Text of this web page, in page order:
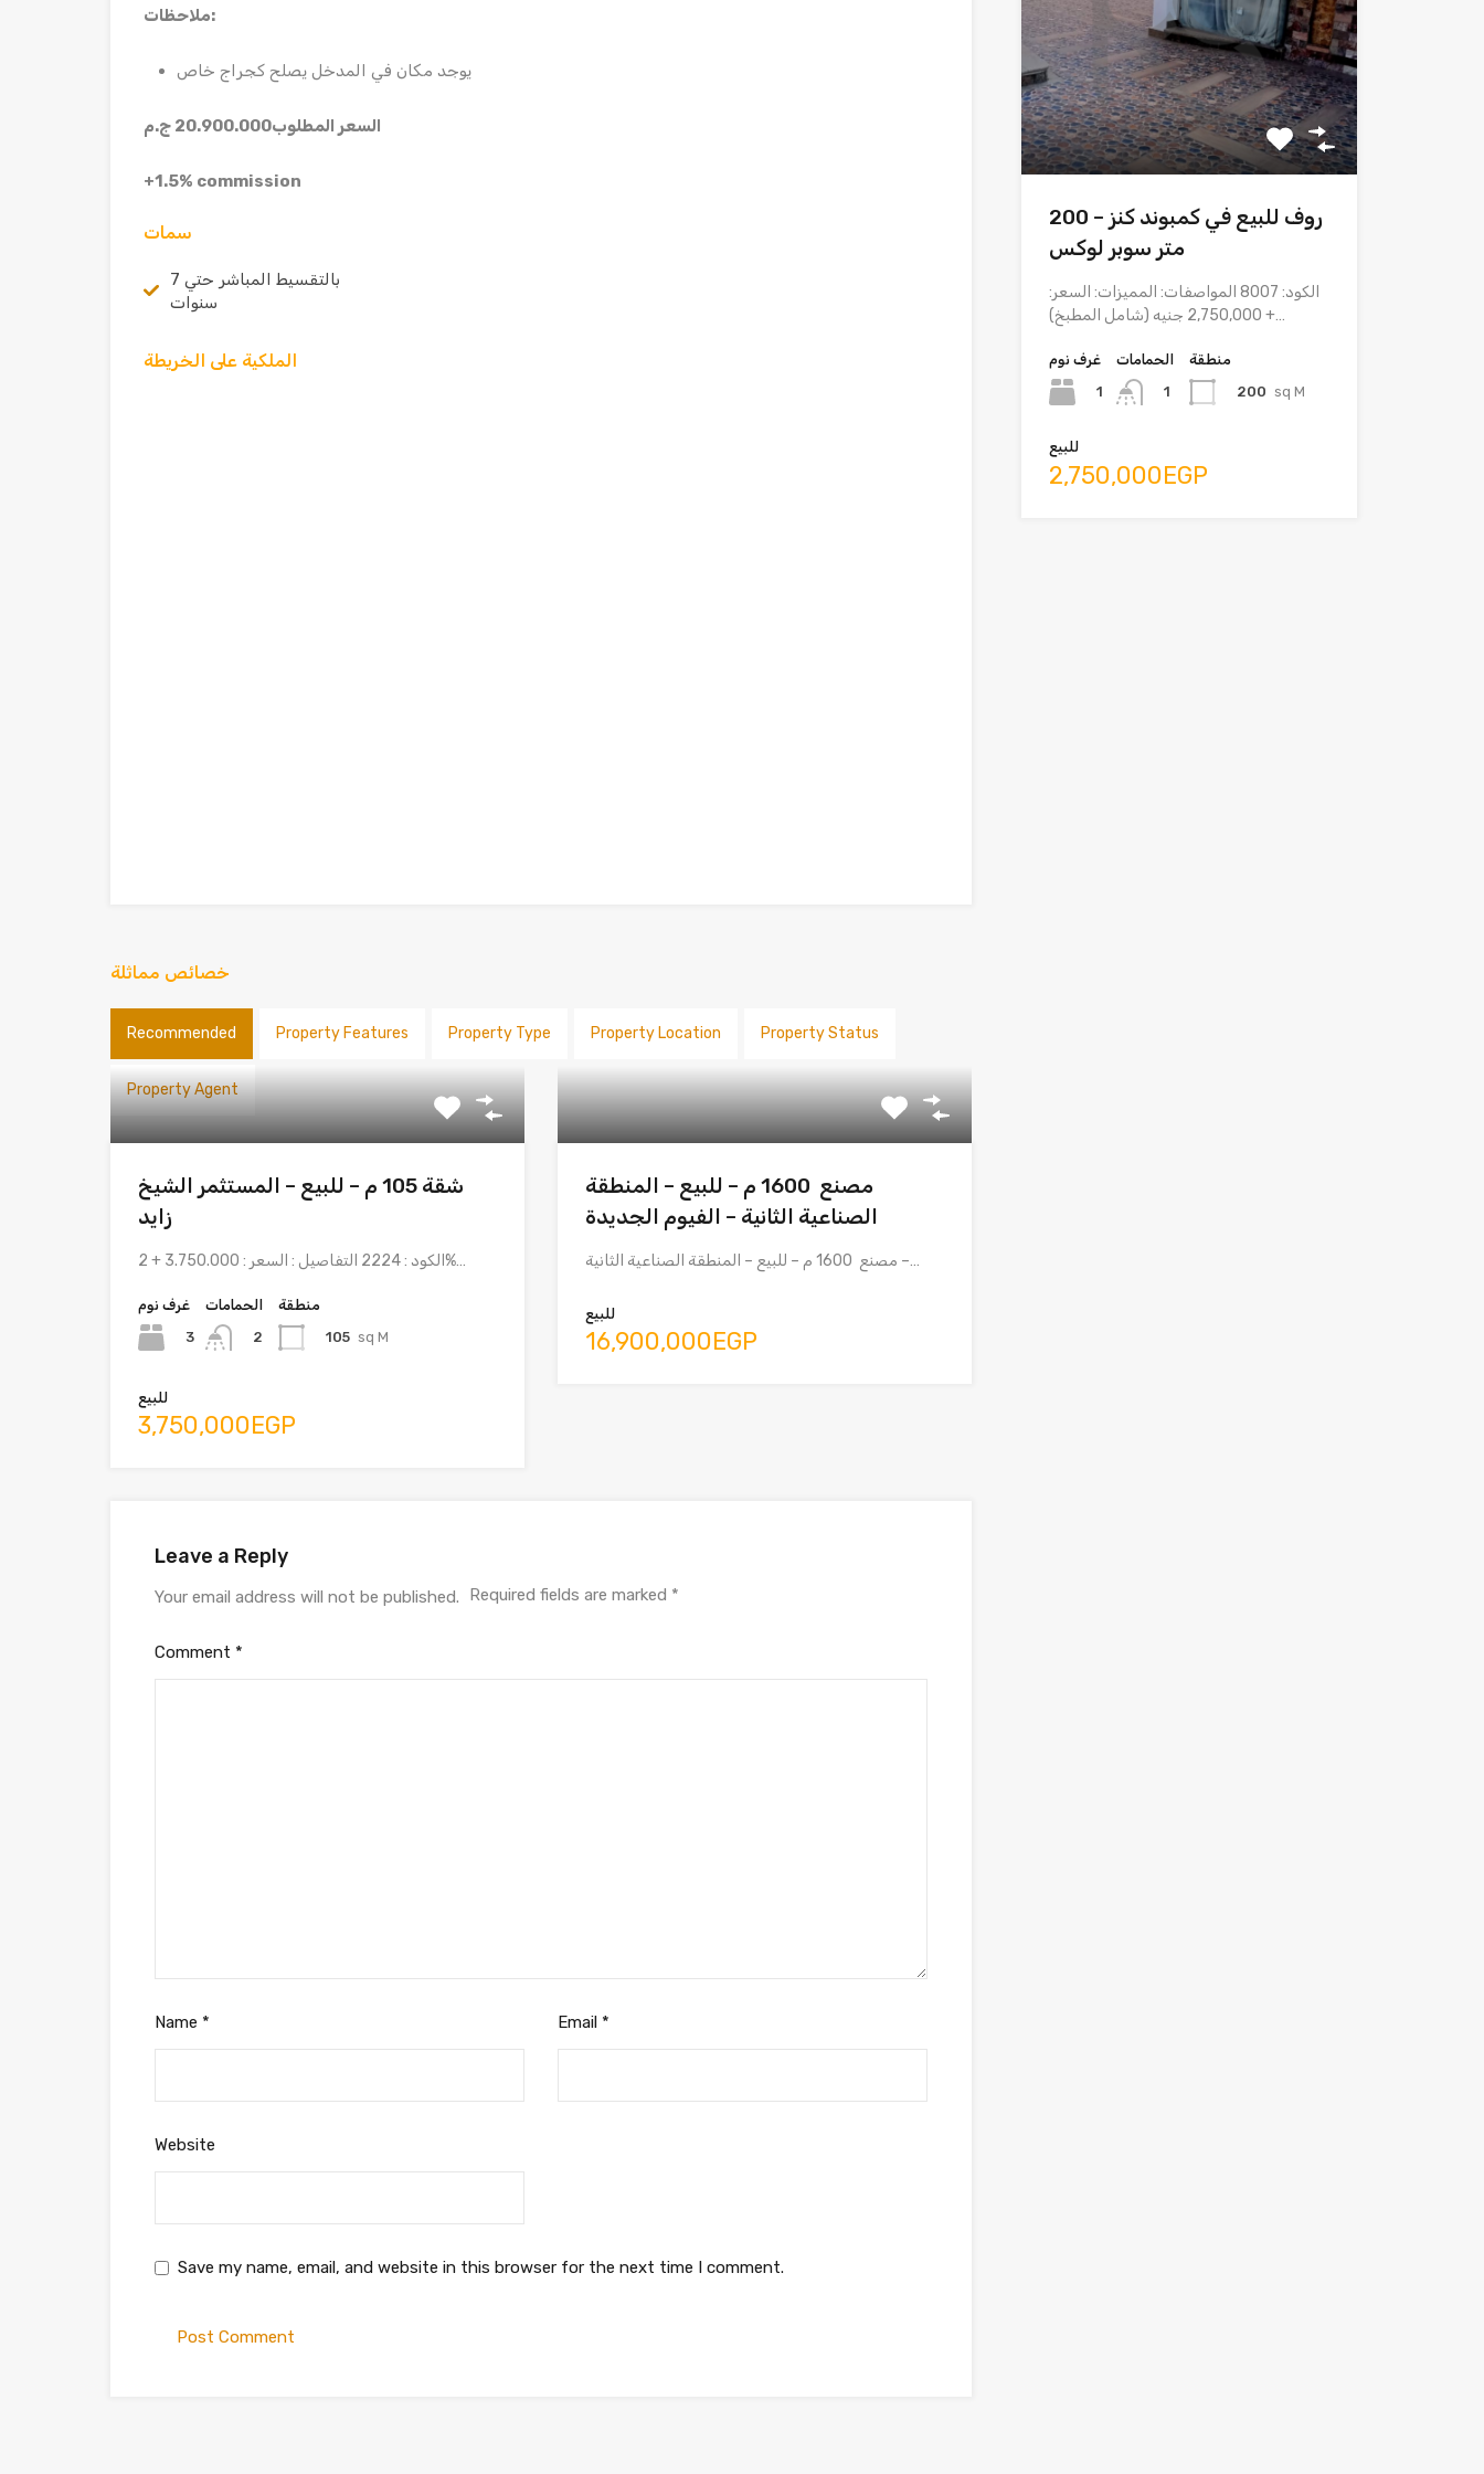
ملاحظات:
يوجد مكان في المدخل يصلح كجراج خاص
السعر المطلوب20.900.000 ج.م
+1.5% commission
سمات
بالتقسيط المباشر حتي 7
سنوات
الملكية على الخريطة
خصائص مماثلة
Recommended Property Features Property Type Property Location Property Status
Property Agent
شقة 105 م – للبيع – المستثمر الشيخ
زايد
الكود : 2224 التفاصيل : السعر : 3.750.000 + 2%…
غرف نوم
3
الحمامات
2
منطقة
105 sq M
للبيع
3,750,000EGP
مصنع 1600 م – للبيع – المنطقة
الصناعية الثانية – الفيوم الجديدة
مصنع 1600 م – للبيع – المنطقة الصناعية الثانية –…
للبيع
16,900,000EGP
Leave a Reply
Your email address will not be published. Required fields are marked *
Comment *
Name * Email *
Website
Save my name, email, and website in this browser for the next time I comment.
روف للبيع في كمبوند كنز – 200
متر سوبر لوكس
الكود: 8007 المواصفات: المميزات: السعر:
2,750,000 جنيه (شامل المطبخ) +…
غرف نوم
1
الحمامات
1
منطقة
200 sq M
للبيع
2,750,000EGP